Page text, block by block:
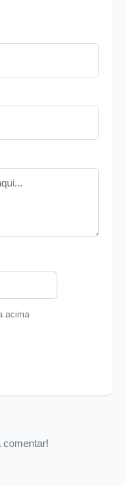
acima
comentar!